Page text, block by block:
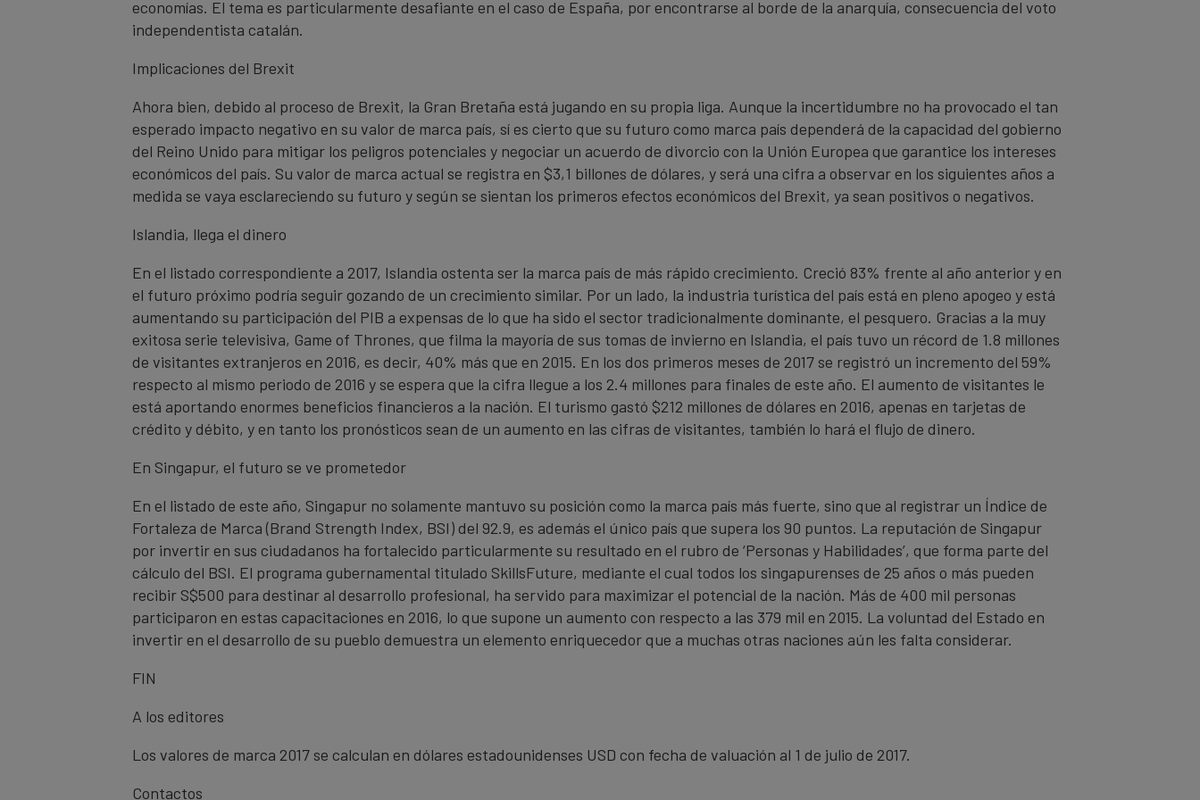
economías. El tema es particularmente desafiante en el caso de España, por encontrarse al borde de la anarquía, consecuencia del voto
independentista catalán.
Implicaciones del Brexit
Ahora bien, debido al proceso de Brexit, la Gran Bretaña está jugando en su propia liga. Aunque la incertidumbre no ha provocado el tan
esperado impacto negativo en su valor de marca país, sí es cierto que su futuro como marca país dependerá de la capacidad del gobierno
del Reino Unido para mitigar los peligros potenciales y negociar un acuerdo de divorcio con la Unión Europea que garantice los intereses
económicos del país. Su valor de marca actual se registra en $3,1 billones de dólares, y será una cifra a observar en los siguientes años a
medida se vaya esclareciendo su futuro y según se sientan los primeros efectos económicos del Brexit, ya sean positivos o negativos.
Islandia, llega el dinero
En el listado correspondiente a 2017, Islandia ostenta ser la marca país de más rápido crecimiento. Creció 83% frente al año anterior y en
el futuro próximo podría seguir gozando de un crecimiento similar. Por un lado, la industria turística del país está en pleno apogeo y está
aumentando su participación del PIB a expensas de lo que ha sido el sector tradicionalmente dominante, el pesquero. Gracias a la muy
exitosa serie televisiva, Game of Thrones, que filma la mayoría de sus tomas de invierno en Islandia, el país tuvo un récord de 1.8 millones
de visitantes extranjeros en 2016, es decir, 40% más que en 2015. En los dos primeros meses de 2017 se registró un incremento del 59%
respecto al mismo periodo de 2016 y se espera que la cifra llegue a los 2.4 millones para finales de este año. El aumento de visitantes le
está aportando enormes beneficios financieros a la nación. El turismo gastó $212 millones de dólares en 2016, apenas en tarjetas de
crédito y débito, y en tanto los pronósticos sean de un aumento en las cifras de visitantes, también lo hará el flujo de dinero.
En Singapur, el futuro se ve prometedor
En el listado de este año, Singapur no solamente mantuvo su posición como la marca país más fuerte, sino que al registrar un Índice de
Fortaleza de Marca (Brand Strength Index, BSI) del 92.9, es además el único país que supera los 90 puntos. La reputación de Singapur
por invertir en sus ciudadanos ha fortalecido particularmente su resultado en el rubro de ‘Personas y Habilidades’, que forma parte del
cálculo del BSI. El programa gubernamental titulado SkillsFuture, mediante el cual todos los singapurenses de 25 años o más pueden
recibir S$500 para destinar al desarrollo profesional, ha servido para maximizar el potencial de la nación. Más de 400 mil personas
participaron en estas capacitaciones en 2016, lo que supone un aumento con respecto a las 379 mil en 2015. La voluntad del Estado en
invertir en el desarrollo de su pueblo demuestra un elemento enriquecedor que a muchas otras naciones aún les falta considerar.
FIN
A los editores
Los valores de marca 2017 se calculan en dólares estadounidenses USD con fecha de valuación al 1 de julio de 2017.
Contactos